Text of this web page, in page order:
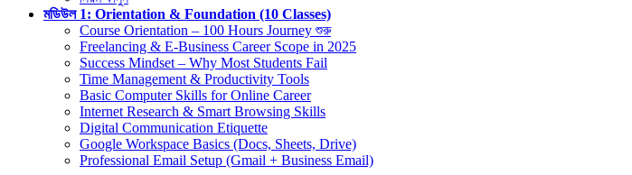
মডিউল 1: Orientation & Foundation (10 Classes)
Course Orientation – 100 Hours Journey শুরু
Freelancing & E-Business Career Scope in 2025
Success Mindset – Why Most Students Fail
Time Management & Productivity Tools
Basic Computer Skills for Online Career
Internet Research & Smart Browsing Skills
Digital Communication Etiquette
Google Workspace Basics (Docs, Sheets, Drive)
Professional Email Setup (Gmail + Business Email)